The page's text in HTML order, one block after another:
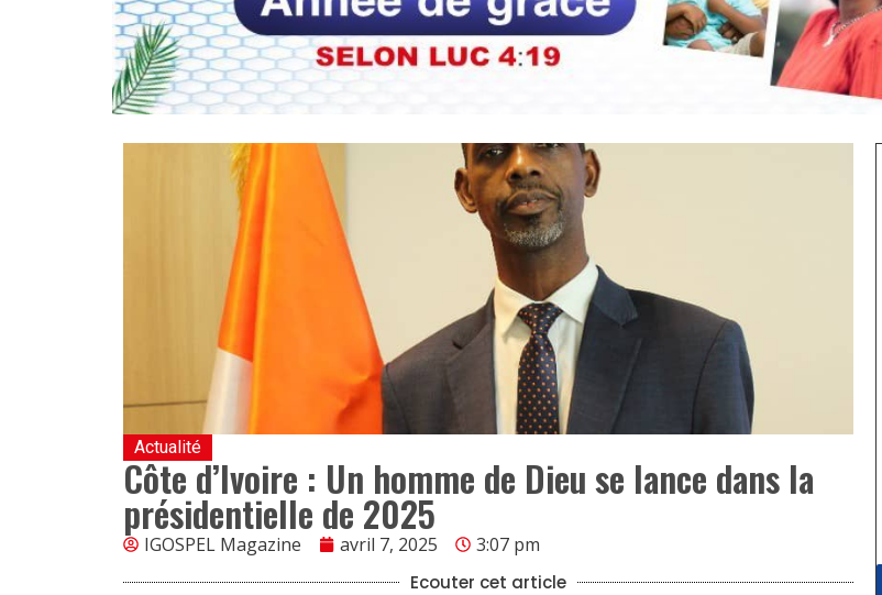
Actualité
Côte d’Ivoire : Un homme de Dieu se lance dans la
présidentielle de 2025
IGOSPEL Magazine avril 7, 2025 3:07 pm
Ecouter cet article